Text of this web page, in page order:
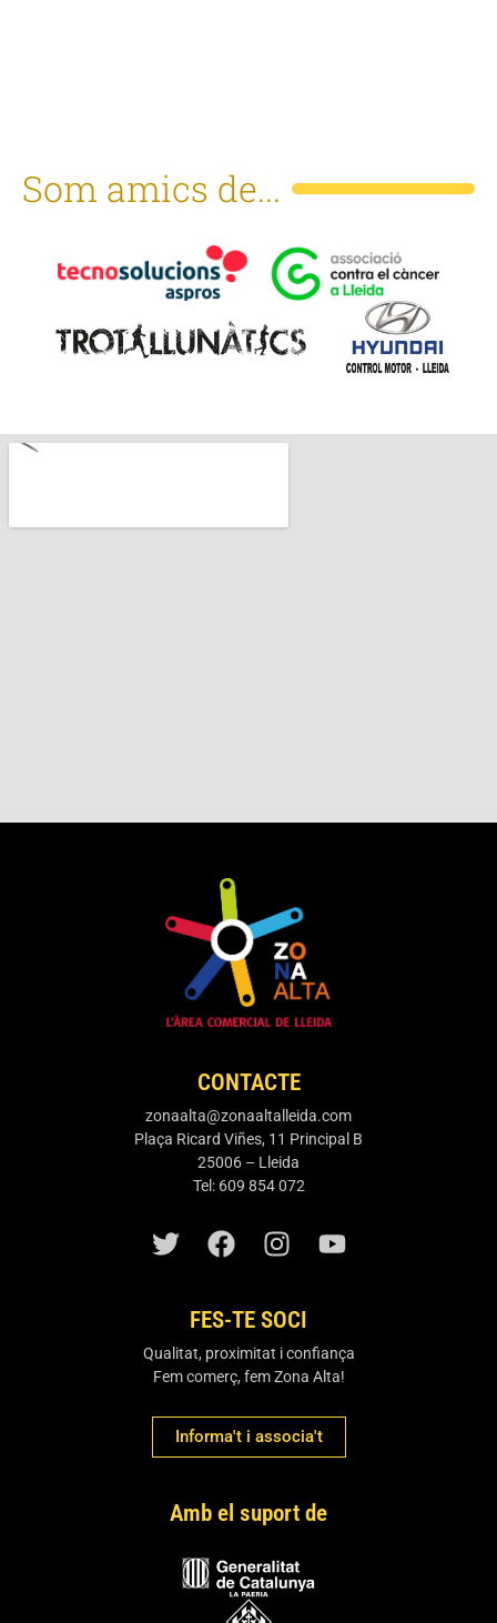
Som amics de...
CONTACTE
zonaalta@zonaaltalleida.com
Plaça Ricard Viñes, 11 Principal B
25006 – Lleida
Tel: 609 854 072
FES-TE SOCI
Qualitat, proximitat i confiança
Fem comerç, fem Zona Alta!
Informa't i associa't
Amb el suport de